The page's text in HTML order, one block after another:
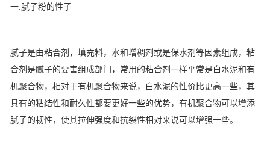
一.腻子粉的性子
腻子是由粘合剂，填充料，水和增稠剂或是保水剂等因素组成，粘
合剂是腻子的要害组成部门，常用的粘合剂一样平常是白水泥和有
机聚合物，相对于有机聚合物来说，白水泥的性价比更高一些，其
具有的粘结性和耐久性都要更好一些的优势，有机聚合物可以增添
腻子的韧性，使其拉伸强度和抗裂性相对来说可以增强一些。